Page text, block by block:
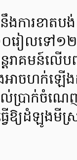
ារខាតប
រៀលទៅ១
រាគមន៍លើ
ាចហក់ឡើង
ល់ប្រាក់ចំណ
ឱ្យដំឡូងមីស្រ